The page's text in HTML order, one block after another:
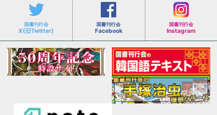
国書刊行会
X(旧Twitter)
国書刊行会
Facebook
国書刊行会
Instagram